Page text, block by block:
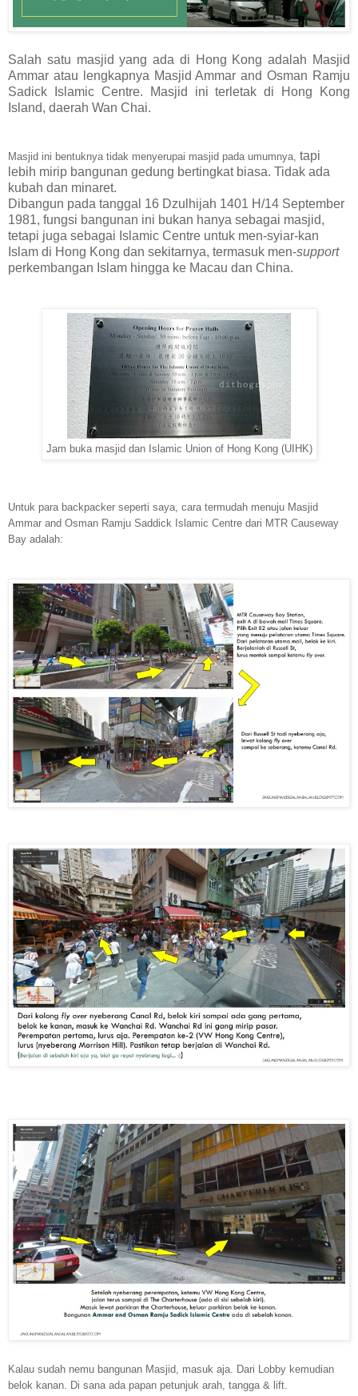
Salah satu masjid yang ada di Hong Kong adalah Masjid
Ammar atau lengkapnya Masjid Ammar and Osman Ramju
Sadick Islamic Centre. Masjid ini terletak di Hong Kong
Island, daerah Wan Chai.
Masjid ini bentuknya tidak menyerupai masjid pada umumnya, tapi
lebih mirip bangunan gedung bertingkat biasa. Tidak ada
kubah dan minaret.
Dibangun pada tanggal 16 Dzulhijah 1401 H/14 September
1981, fungsi bangunan ini bukan hanya sebagai masjid,
tetapi juga sebagai Islamic Centre untuk men-syiar-kan
Islam di Hong Kong dan sekitarnya, termasuk men-support
perkembangan Islam hingga ke Macau dan China.
Jam buka masjid dan Islamic Union of Hong Kong (UIHK)
Untuk para backpacker seperti saya, cara termudah menuju Masjid
Ammar and Osman Ramju Saddick Islamic Centre dari MTR Causeway
Bay adalah:
Kalau sudah nemu bangunan Masjid, masuk aja. Dari Lobby kemudian
belok kanan. Di sana ada papan petunjuk arah, tangga & lift.